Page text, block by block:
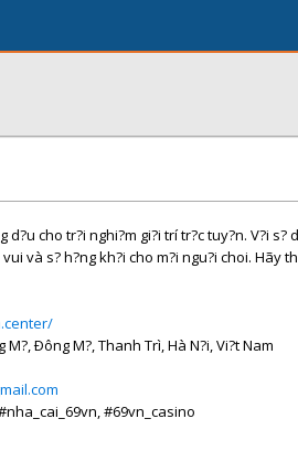
d?u cho tr?i nghi?m gi?i trí tr?c tuy?n. V?i
và s? h?ng kh?i cho m?i ngu?i choi. Hãy
M?, Ðông M?, Thanh Trì, Hà N?i, Vi?t Nam
#69vn_casino